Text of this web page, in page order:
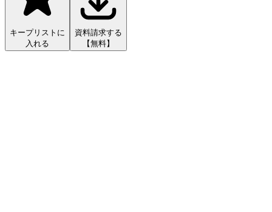
キープリストに
入れる
資料請求する
【無料】